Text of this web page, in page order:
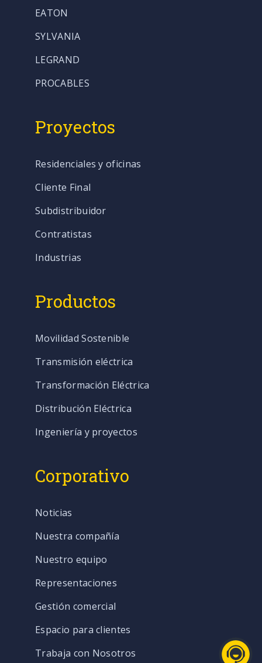
EATON
SYLVANIA
LEGRAND
PROCABLES
Proyectos
Residenciales y oficinas
Cliente Final
Subdistribuidor
Contratistas
Industrias
Productos
Movilidad Sostenible
Transmisión eléctrica
Transformación Eléctrica
Distribución Eléctrica
Ingeniería y proyectos
Corporativo
Noticias
Nuestra compañía
Nuestro equipo
Representaciones
Gestión comercial
Espacio para clientes
Trabaja con Nosotros